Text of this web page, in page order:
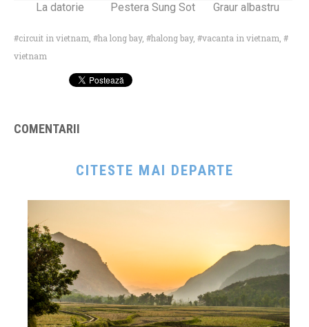
La datorie Pestera Sung Sot Graur albastru
circuit in vietnam, ha long bay, halong bay, vacanta in vietnam,
vietnam
COMENTARII
CITESTE MAI DEPARTE